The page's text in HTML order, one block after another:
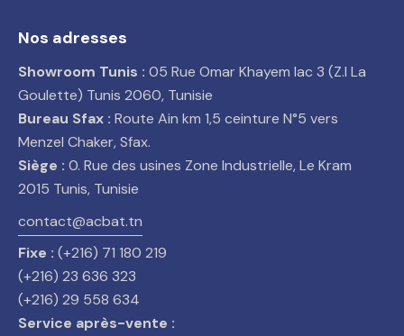
Nos adresses
Showroom Tunis : 05 Rue Omar Khayem lac 3 (Z.I La
Goulette) Tunis 2060, Tunisie
Bureau Sfax : Route Ain km 1,5 ceinture N°5 vers
Menzel Chaker, Sfax.
Siège : 0. Rue des usines Zone Industrielle, Le Kram
2015 Tunis, Tunisie
contact@acbat.tn
Fixe : (+216) 71 180 219
(+216) 23 636 323
(+216) 29 558 634
Service après-vente :